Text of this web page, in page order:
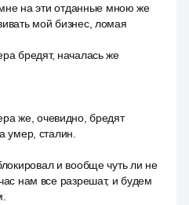
мне на эти отданные мною же
мой бизнес, ломая
бредят, началась же
же, очевидно, бредят
умер, сталин.
и вообще чуть ли не
нам все разрешат, и будем